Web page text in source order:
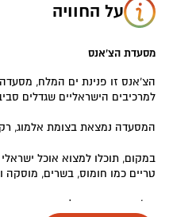
על החוויה
מסעדת הצ'אנס
הצ’אנס זו פנינת ים המלח,
למרכיבים הישראליים שגדלים
המסעדה נמצאת בצומת אלמוג, רק 25 דקות
במקום, תוכלו למצוא אוכל
טריים כמו חומוס, בשרים, מוסקה
בצ’אנס, שנמצא על יד אחד